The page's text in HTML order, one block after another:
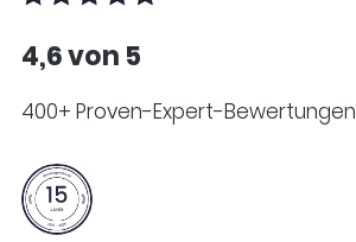
4,6 von 5
400+ Proven-Expert-Bewertungen